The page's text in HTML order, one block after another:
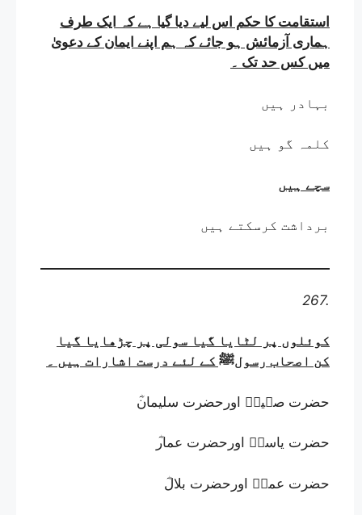
استقامت کا حکم اس لیے دیا گیا ہے کہ ایک طرف
ہماری آزمائش ہو جائے کہ ہم اپنے ایمان کے دعویٰ
میں کس حد تک ۔
بہادر ہیں
کلمہ گو ہیں
سچے ہیں
برداشت کرسکتے ہیں
267.
کوئلوں پر لٹایا گیا سولی پر چڑھایا گیا
کن اصحاب رسولﷺ کے لئے درست اشارات ہیں ۔
حضرت صہیبؓ اورحضرت سلیمان
حضرت یاسرؓ اورحضرت عمار
حضرت عمرؓ اورحضرت بلال